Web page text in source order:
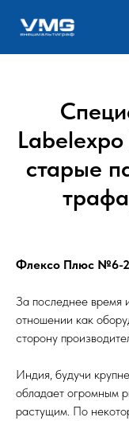
старые
Флексо Плюс №6-
За последнее время
отношении как
сторону
Индия, будучи
обладает огромным
растущим. По